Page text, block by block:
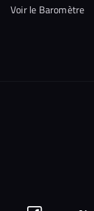
Voir le Baromètre